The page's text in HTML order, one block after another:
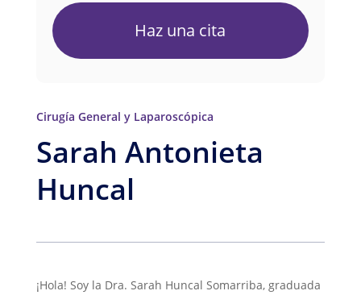
Haz una cita
Cirugía General y Laparoscópica
Sarah Antonieta
Huncal
¡Hola! Soy la Dra. Sarah Huncal Somarriba, graduada